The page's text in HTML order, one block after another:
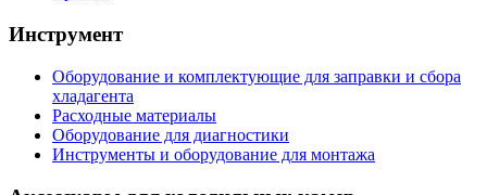
Инструмент
Оборудование и комплектующие для заправки и сбора
хладагента
Расходные материалы
Оборудование для диагностики
Инструменты и оборудование для монтажа